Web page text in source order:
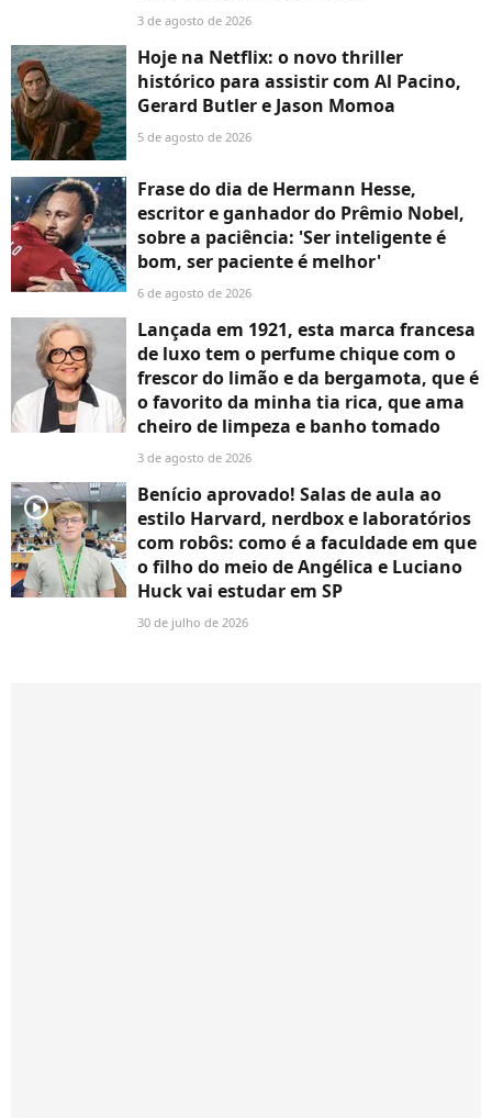
3 de agosto de 2026
Hoje na Netflix: o novo thriller
histórico para assistir com Al Pacino,
Gerard Butler e Jason Momoa
5 de agosto de 2026
Frase do dia de Hermann Hesse,
escritor e ganhador do Prêmio Nobel,
sobre a paciência: 'Ser inteligente é
bom, ser paciente é melhor'
6 de agosto de 2026
Lançada em 1921, esta marca francesa
de luxo tem o perfume chique com o
frescor do limão e da bergamota, que é
o favorito da minha tia rica, que ama
cheiro de limpeza e banho tomado
3 de agosto de 2026
player2
Benício aprovado! Salas de aula ao
estilo Harvard, nerdbox e laboratórios
com robôs: como é a faculdade em que
o filho do meio de Angélica e Luciano
Huck vai estudar em SP
30 de julho de 2026